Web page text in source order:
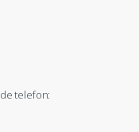
telefon: